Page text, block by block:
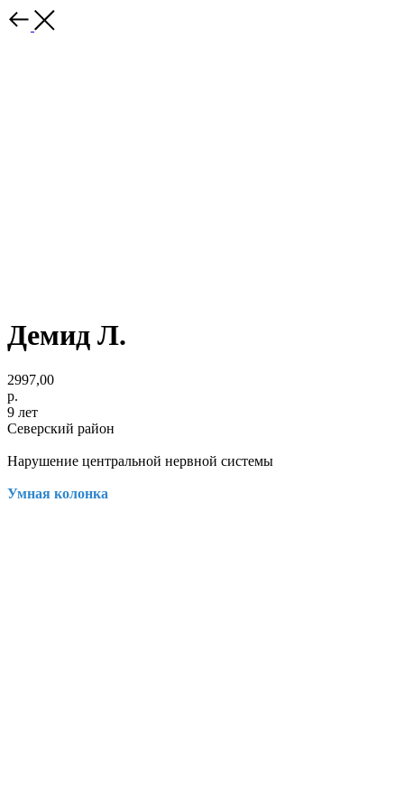
Демид Л.
2997,00
р.
9 лет
Северский район
Нарушение центральной нервной системы
Умная колонка